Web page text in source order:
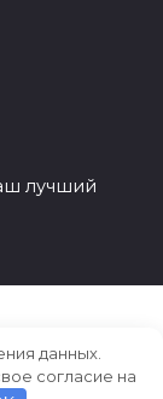
лучший
данных.
согласие на